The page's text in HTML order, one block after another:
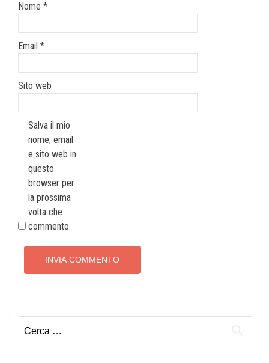
Nome *
Email *
Sito web
Salva il mio
nome, email
e sito web in
questo
browser per
la prossima
volta che
commento.
per: